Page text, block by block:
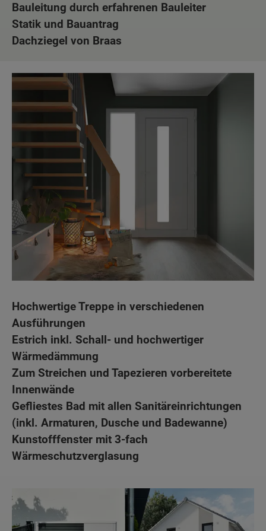
Bauleitung durch erfahrenen Bauleiter
Statik und Bauantrag
Dachziegel von Braas
Hochwertige Treppe in verschiedenen
Ausführungen
Estrich inkl. Schall- und hochwertiger
Wärmedämmung
Zum Streichen und Tapezieren vorbereitete
Innenwände
Gefliestes Bad mit allen Sanitäreinrichtungen
(inkl. Armaturen, Dusche und Badewanne)
Kunstofffenster mit 3-fach
Wärmeschutzverglasung